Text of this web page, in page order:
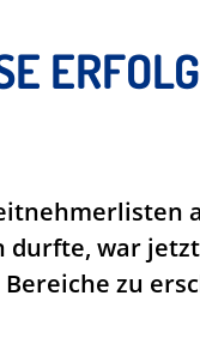
durfte, war
zu